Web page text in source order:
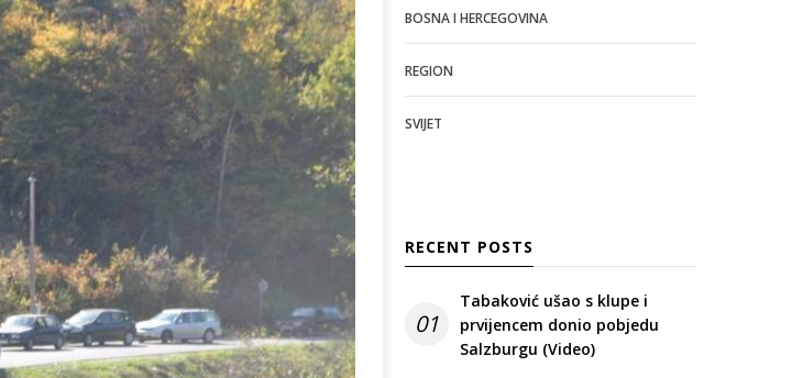
BOSNA I HERCEGOVINA
REGION
SVIJET
RECENT POSTS
01
Tabaković ušao s klupe i
prvijencem donio pobjedu
Salzburgu (Video)